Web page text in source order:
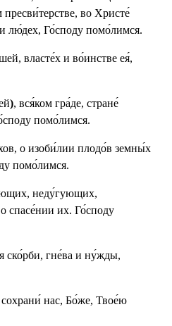
пресви́терстве, во Христе́
лю́дех, Го́споду помо́лимся.
власте́х и во́инстве ея́,
), вся́ком гра́де, стране́
помо́лимся.
о изоби́лии плодо́в земны́х
помо́лимся.
неду́гующих,
спасе́нии их. Го́споду
ско́рби, гне́ва и ну́жды,
нас, Бо́же, Твое́ю